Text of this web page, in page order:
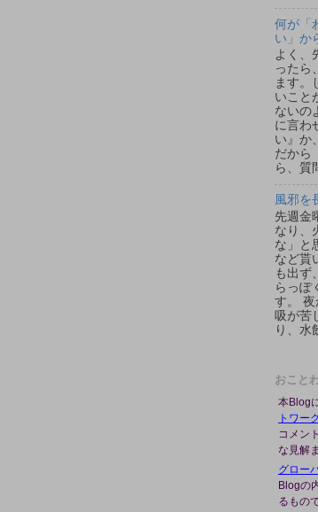
何が「
い」か
よく、
ったら
ます。
いこと
ないの
に言わ
い』か
だから
ら、質
風邪を
先週金
なり、
な」と
など貰
も出ず
らっぽ
す。
吸が苦
り、水
おこと
本Blog
トワーク
コメン
な見解
グロー
Blogの
るもの